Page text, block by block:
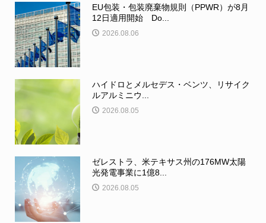
EU包装・包装廃棄物規則（PPWR）が8月
12日適用開始 Do...
2026.08.06
ハイドロとメルセデス・ベンツ、リサイク
ルアルミニウ...
2026.08.05
ゼレストラ、米テキサス州の176MW太陽
光発電事業に1億8...
2026.08.05